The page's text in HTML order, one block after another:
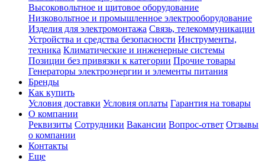
Высоковольтное и щитовое оборудование
Низковольтное и промышленное электрооборудование
Изделия для электромонтажа Связь, телекоммуникации
Устройства и средства безопасности Инструменты,
техника Климатические и инженерные системы
Позиции без привязки к категории Прочие товары
Генераторы электроэнергии и элементы питания
Бренды
Как купить
Условия доставки Условия оплаты Гарантия на товары
О компании
Реквизиты Сотрудники Вакансии Вопрос-ответ Отзывы
о компании
Контакты
Еще